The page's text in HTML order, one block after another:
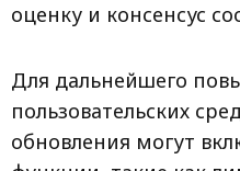
оценку и консенсус
Для дальнейшего
пользовательских
обновления могут